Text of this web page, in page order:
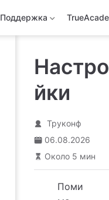
Поддержка
Настро
йки
Труконф
06.08.2026
Около 5 мин
Поми